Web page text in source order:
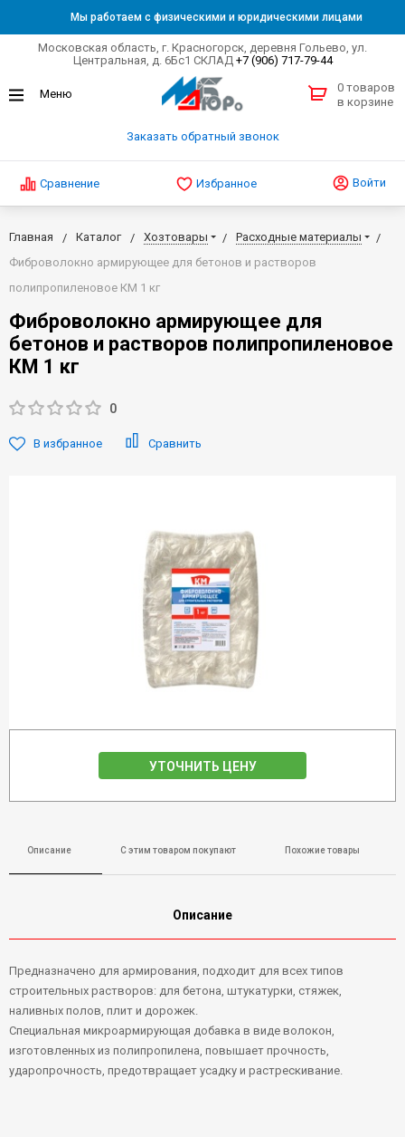
Мы работаем с физическими и юридическими лицами
Московская область, г. Красногорск, деревня Гольево, ул.
Центральная, д. 6Бс1 СКЛАД +7 (906) 717-79-44
Заказать обратный звонок
0 товаров
в корзине
Сравнение Избранное Войти
Главная Каталог Хозтовары
Расходные материалы
Фиброволокно армирующее для бетонов и растворов
полипропиленовое КМ 1 кг
Фиброволокно армирующее для
бетонов и растворов полипропиленовое
КМ 1 кг
0
В избранное Сравнить
УТОЧНИТЬ ЦЕНУ
Описание С этим товаром покупают Похожие товары
Описание
Предназначено для армирования, подходит для всех типов
строительных растворов: для бетона, штукатурки, стяжек,
наливных полов, плит и дорожек.
Специальная микроармирующая добавка в виде волокон,
изготовленных из полипропилена, повышает прочность,
ударопрочность, предотвращает усадку и растрескивание.